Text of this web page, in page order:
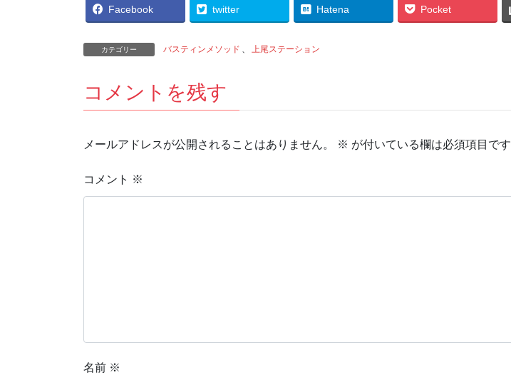
Facebook twitter Hatena Pocket
カテゴリー バスティンメソッド 上尾ステーション
コメントを残す
メールアドレスが公開されることはありません。 ※ が付いている欄は必須項目です
コメント ※
名前 ※